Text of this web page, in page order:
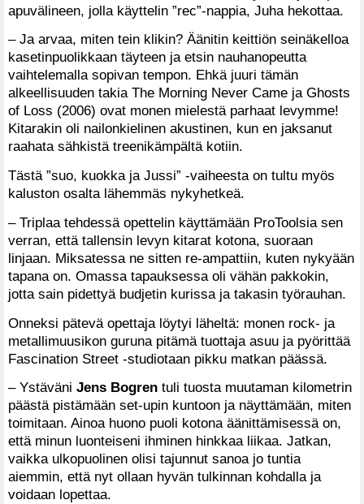
apuvälineen, jolla käyttelin ”rec”-nappia, Juha hekottaa.
– Ja arvaa, miten tein klikin? Äänitin keittiön seinäkelloa
kasetinpuolikkaan täyteen ja etsin nauhanopeutta
vaihtelemalla sopivan tempon. Ehkä juuri tämän
alkeellisuuden takia The Morning Never Came ja Ghosts
of Loss (2006) ovat monen mielestä parhaat levymme!
Kitarakin oli nailonkielinen akustinen, kun en jaksanut
raahata sähkistä treenikämpältä kotiin.
Tästä ”suo, kuokka ja Jussi” -vaiheesta on tultu myös
kaluston osalta lähemmäs nykyhetkeä.
– Triplaa tehdessä opettelin käyttämään ProToolsia sen
verran, että tallensin levyn kitarat kotona, suoraan
linjaan. Miksatessa ne sitten re-ampattiin, kuten nykyään
tapana on. Omassa tapauksessa oli vähän pakkokin,
jotta sain pidettyä budjetin kurissa ja takasin työrauhan.
Onneksi pätevä opettaja löytyi läheltä: monen rock- ja
metallimuusikon guruna pitämä tuottaja asuu ja pyörittää
Fascination Street -studiotaan pikku matkan päässä.
– Ystäväni Jens Bogren tuli tuosta muutaman kilometrin
päästä pistämään set-upin kuntoon ja näyttämään, miten
toimitaan. Ainoa huono puoli kotona äänittämisessä on,
että minun luonteiseni ihminen hinkkaa liikaa. Jatkan,
vaikka ulkopuolinen olisi tajunnut sanoa jo tuntia
aiemmin, että nyt ollaan hyvän tulkinnan kohdalla ja
voidaan lopettaa.